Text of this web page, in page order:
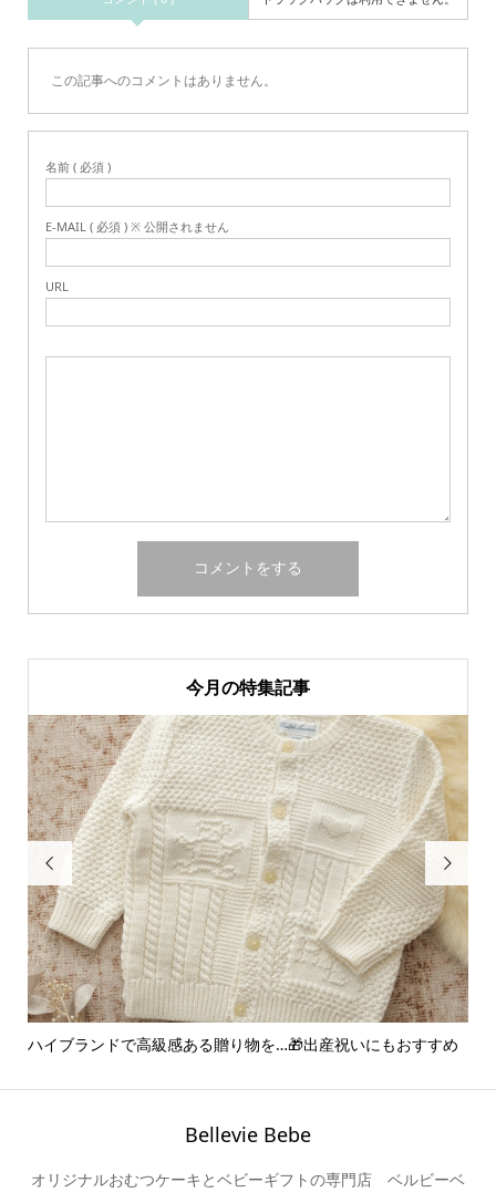
この記事へのコメントはありません。
名前 ( 必須 )
E-MAIL ( 必須 ) ※ 公開されません
URL
今月の特集記事

ハイブランドで高級感ある贈り物を…🎁出産祝いにもおすすめ

Bellevie Bebe
オリジナルおむつケーキとベビーギフトの専門店 ベルビーベ